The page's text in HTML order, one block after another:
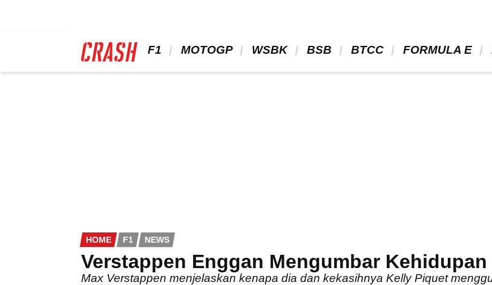
F1 MOTOGP WSBK BSB BTCC FORMULA E
HOME F1 NEWS
Verstappen Enggan Mengumbar
Max Verstappen menjelaskan kenapa dia dan kekasihnya Kelly Piquet